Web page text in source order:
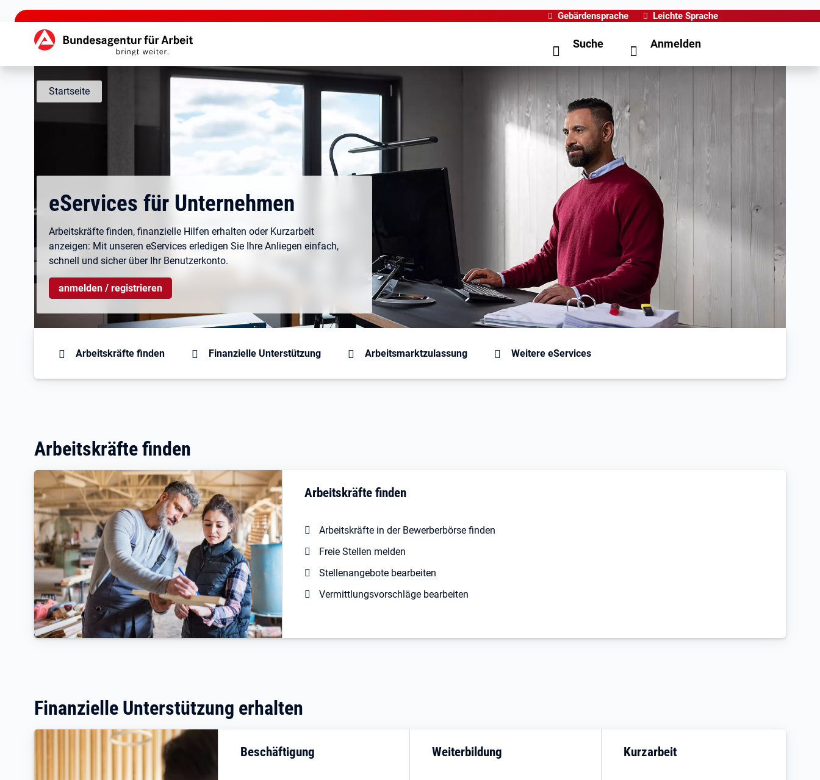
zu den Hauptinhalten springen
Gebärdensprache Leichte Sprache
Hauptnavigation Suche Anmelden
Startseite
eServices für Unternehmen
Arbeitskräfte finden, finanzielle Hilfen erhalten oder Kurzarbeit
anzeigen: Mit unseren eServices erledigen Sie Ihre Anliegen einfach,
schnell und sicher über Ihr Benutzerkonto.
anmelden / registrieren
Arbeitskräfte finden Finanzielle Unterstützung Arbeitsmarktzulassung Weitere eServices
Arbeitskräfte finden
Arbeitskräfte finden
Arbeitskräfte in der Bewerberbörse finden
Freie Stellen melden
Stellenangebote bearbeiten
Vermittlungsvorschläge bearbeiten
Finanzielle Unterstützung erhalten
Beschäftigung Weiterbildung Kurzarbeit